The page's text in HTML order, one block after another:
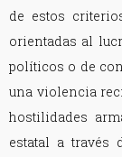
de estos
orientadas al
políticos o de
una violencia
hostilidades
estatal a través